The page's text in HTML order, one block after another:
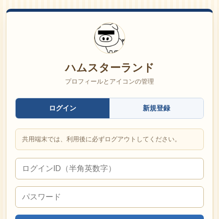
ハムスターランド
プロフィールとアイコンの管理
ログイン 新規登録
共用端末では、利用後に必ずログアウトしてください。